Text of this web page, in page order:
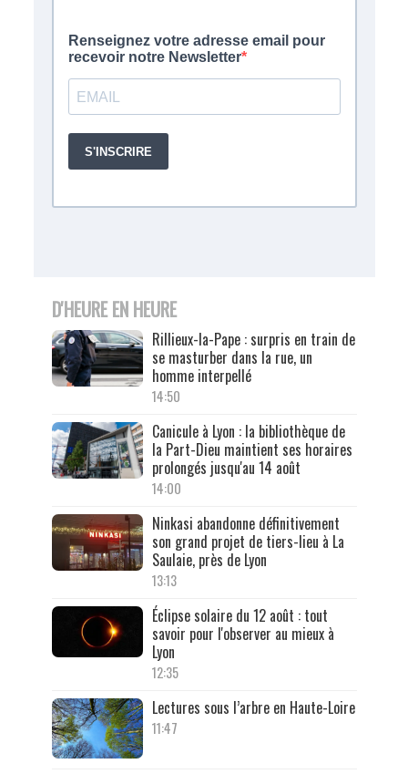
D'HEURE EN HEURE
Rillieux-la-Pape : surpris en train de
se masturber dans la rue, un
homme interpellé
14:50
Canicule à Lyon : la bibliothèque de
la Part-Dieu maintient ses horaires
prolongés jusqu'au 14 août
14:00
Ninkasi abandonne définitivement
son grand projet de tiers-lieu à La
Saulaie, près de Lyon
13:13
Éclipse solaire du 12 août : tout
savoir pour l'observer au mieux à
Lyon
12:35
Lectures sous l’arbre en Haute-Loire
11:47